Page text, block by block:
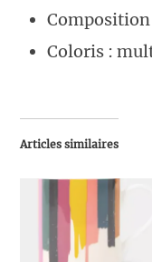
Composition
Coloris :
Articles similaires